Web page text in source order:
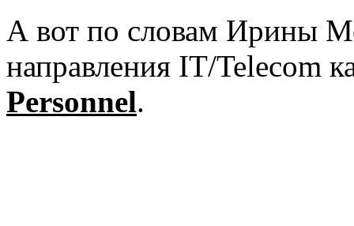
А вот по словам Ирины
направления IT/Telecom
Personnel.